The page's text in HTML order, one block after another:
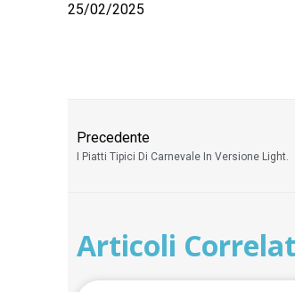
25/02/2025
Precedente
I Piatti Tipici Di Carnevale In Versione Light.
Articoli